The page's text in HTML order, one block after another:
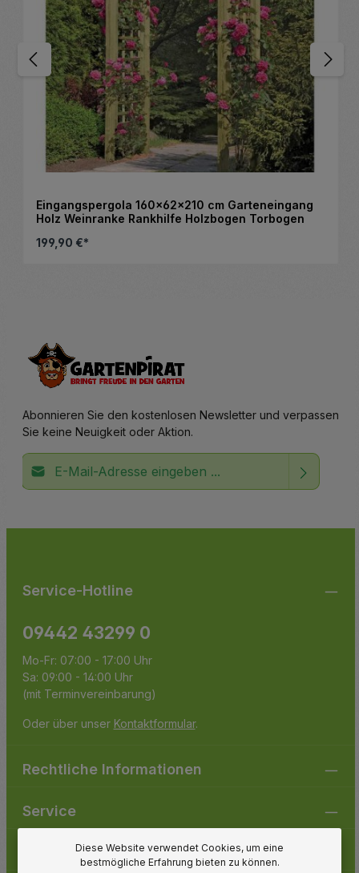
Eingangspergola 160x62x210 cm Garteneingang
Holz Weinranke Rankhilfe Holzbogen Torbogen
199,90 €*
Abonnieren Sie den kostenlosen Newsletter und verpassen
Sie keine Neuigkeit oder Aktion.
E-Mail-Adresse*
Service-Hotline
09442 43299 0
Mo-Fr: 07:00 - 17:00 Uhr
Sa: 09:00 - 14:00 Uhr
(mit Terminvereinbarung)
Oder über unser Kontaktformular.
Rechtliche Informationen
Service
GartenpiratDiese Website verwendet Cookies, um eine
bestmögliche Erfahrung bieten zu können.